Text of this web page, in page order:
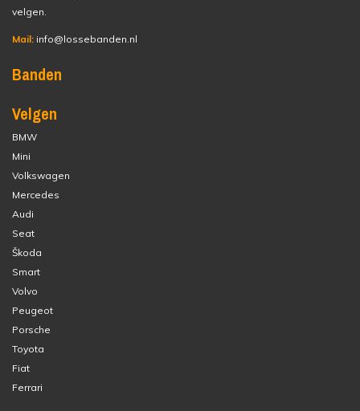
velgen.
Mail: info@lossebanden.nl
Banden
Velgen
BMW
Mini
Volkswagen
Mercedes
Audi
Seat
Škoda
Smart
Volvo
Peugeot
Porsche
Toyota
Fiat
Ferrari